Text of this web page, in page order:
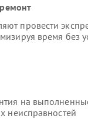
провести
время без
на
неисправностей